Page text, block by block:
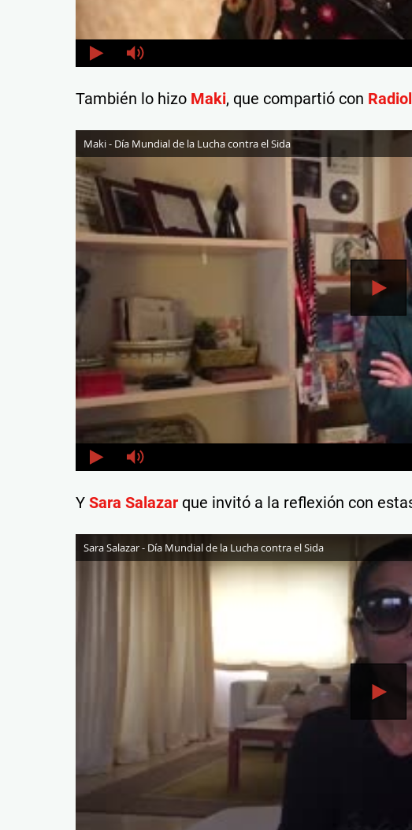
También lo hizo Maki, que compartió con
Maki - Día Mundial de la Lucha contra el Sida
Y Sara Salazar que invitó a la reflexión con
Sara Salazar - Día Mundial de la Lucha contra el Sida